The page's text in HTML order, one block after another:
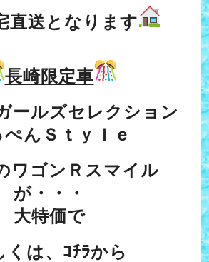
送となります
長崎限定車
ールズセレクション
んＳｔｙｌｅ
ワゴンＲスマイル
が・・・
大特価で
くは、ｺﾁﾗから